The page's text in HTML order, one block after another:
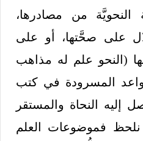
النحويَّة من مصادرها،
على صحَّتها، أو على
(النحو علم له مذاهب
المسرودة في كتب
إليه النحاة والمستقر
فموضوعات العلم